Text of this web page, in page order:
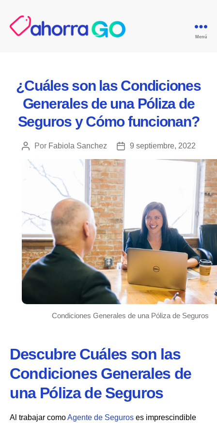
Menú
Categorías
¿Cuáles son las Condiciones
Generales de una Póliza de
Seguros y Cómo funcionan?
Autor
de
la
publicación
Por Fabiola Sanchez
Fecha
de
la
publicación
9 septiembre, 2022
Condiciones Generales de una Póliza de Seguros
Descubre Cuáles son las
Condiciones Generales de
una Póliza de Seguros
Al trabajar comoAgente de Seguros es imprescindible